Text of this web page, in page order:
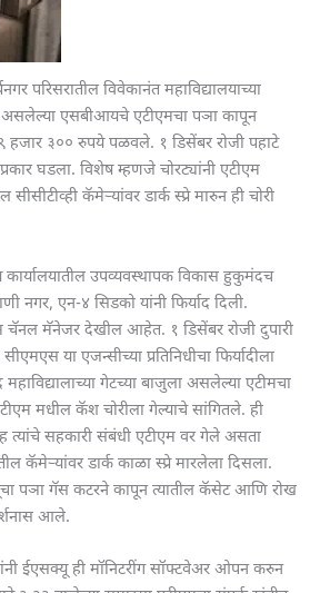
परिसरातील विवेकानंत महाविद्यालयाच्या
असलेल्या एसबीआयचे एटीएमचा पञा कापून
हजार ३०० रुपये पळवले. १ डिसेंबर रोजी पहाटे
घडला. विशेष म्हणजे चोरट्यांनी एटीएम
कॅमेऱ्यांवर डार्क स्प्रे मारुन ही चोरी
उपव्यवस्थापक विकास हुकुमंदच
नगर, एन-४ सिडको यांनी फिर्याद दिली.
चॅनल मॅनेजर देखील आहेत. १ डिसेंबर रोजी दुपारी
या एजन्सीच्या प्रतिनिधीचा फिर्यादीला
गेटच्या बाजुला असलेल्या एटीमचा
मधील कॅश चोरीला गेल्याचे सांगितले. ही
त्यांचे सहकारी संबंधी एटीएम वर गेले असता
कॅमेऱ्यांवर डार्क काळा स्प्रे मारलेला दिसला.
पञा गॅस कटरने कापून त्यातील कॅसेट आणि रोख
आले.
ईएसक्यू ही मॉनिटरींग सॉफ्टवेअर ओपन करुन